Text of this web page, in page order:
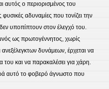
αυτός ο περιορισμένος του
αδυναμίες που τονίζει την
υποπίπτουν στον έλεγχό του.
ως πρωτογέννητος, χωρίς
δυνάμεων, έρχεται να
και να παρακαλέσει για χάρη.
αυτό το φοβερό άγνωστο που